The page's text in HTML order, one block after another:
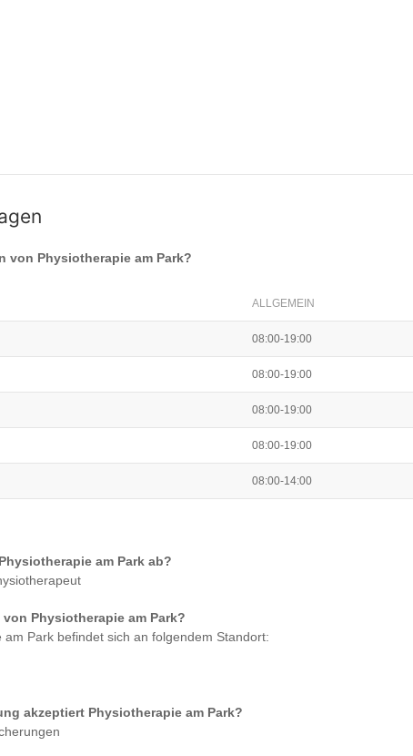
von Physiotherapie am Park?
ALLGEMEIN
08:00-19:00
08:00-19:00
08:00-19:00
08:00-19:00
08:00-14:00
Physiotherapie am Park ab?
von Physiotherapie am Park?
am Park befindet sich an folgendem Standort:
akzeptiert Physiotherapie am Park?